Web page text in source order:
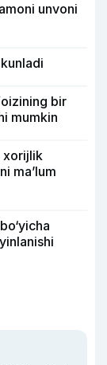
unvoni
bir
mumkin
xorijlik
ma’lum